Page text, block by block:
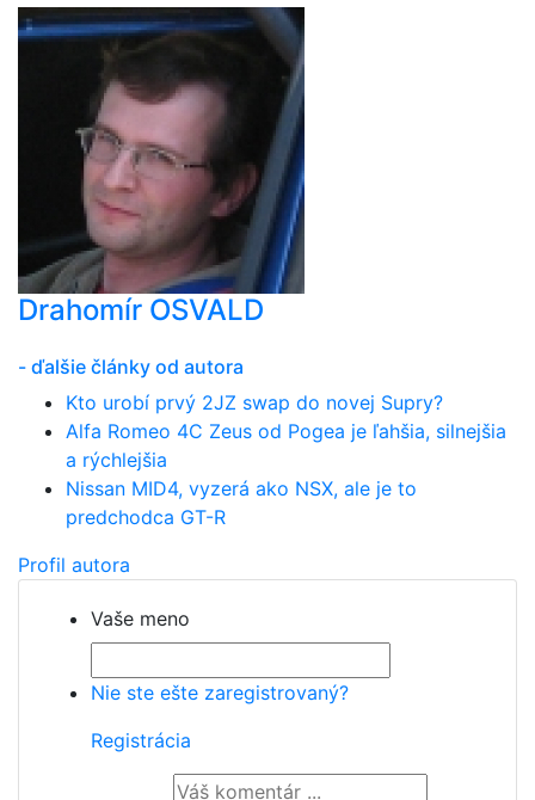
Drahomír OSVALD
- ďalšie články od autora
Kto urobí prvý 2JZ swap do novej Supry?
Alfa Romeo 4C Zeus od Pogea je ľahšia, silnejšia
a rýchlejšia
Nissan MID4, vyzerá ako NSX, ale je to
predchodca GT-R
Profil autora
Vaše meno
Nie ste ešte zaregistrovaný?
Registrácia